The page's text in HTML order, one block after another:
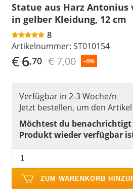
Statue aus Harz Antonius
in gelber Kleidung, 12 cm
8
Artikelnummer: ST010154
€6,70 € 7,00 -4%
Verfügbar in 2-3 Woche/n
Jetzt bestellen, um den
Möchtest du
Produkt wieder verfügbar
ZUM WARENKORB